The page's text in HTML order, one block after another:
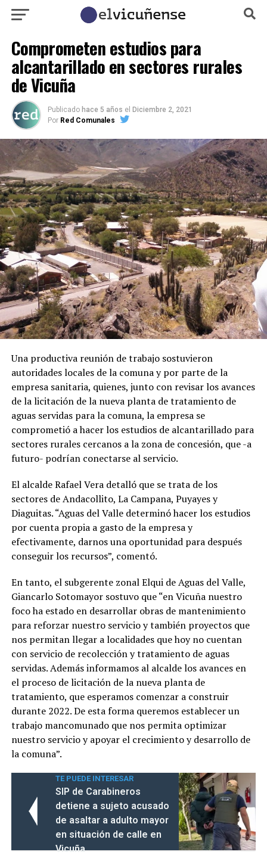
Comprometen estudios para
alcantarillado en sectores rurales
de Vicuña
Publicado hace 5 años el Diciembre 2, 2021
Por Red Comunales
Una productiva reunión de trabajo sostuvieron
autoridades locales de la comuna y por parte de la
empresa sanitaria, quienes, junto con revisar los avances
de la licitación de la nueva planta de tratamiento de
aguas servidas para la comuna, la empresa se
comprometió a hacer los estudios de alcantarillado para
sectores rurales cercanos a la zona de concesión, que -a
futuro- podrían conectarse al servicio.
El alcalde Rafael Vera detalló que se trata de los
sectores de Andacollito, La Campana, Puyayes y
Diaguitas. “Aguas del Valle determinó hacer los estudios
por cuenta propia a gasto de la empresa y
efectivamente, darnos una oportunidad para después
conseguir los recursos”, comentó.
En tanto, el subgerente zonal Elqui de Aguas del Valle,
Giancarlo Sotomayor sostuvo que “en Vicuña nuestro
foco ha estado en desarrollar obras de mantenimiento
para reforzar nuestro servicio y también proyectos que
nos permitan llegar a localidades que hoy no cuentan
con servicio de recolección y tratamiento de aguas
servidas. Además informamos al alcalde los avances en
el proceso de licitación de la nueva planta de
tratamiento, que esperamos comenzar a construir
durante 2022. De esta forma queremos establecer un
trabajo mancomunado que nos permita optimizar
nuestro servicio y apoyar el crecimiento y desarrollo de
la comuna”.
TE PUEDE INTERESAR
SIP de Carabineros
detiene a sujeto acusado
de asaltar a adulto mayor
en situación de calle en
Vicuña